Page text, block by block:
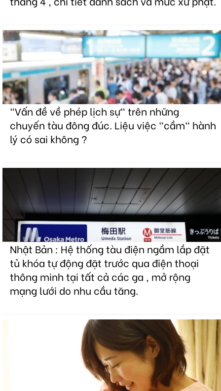
"Vấn đề về phép lịch sự" trên những
chuyến tàu đông đúc. Liệu việc "cầm" hành
lý có sai không ?
Nhật Bản : Hệ thống tàu điện ngầm lắp đặt
tủ khóa tự động đặt trước qua điện thoại
thông minh tại tất cả các ga , mở rộng
mạng lưới do nhu cầu tăng.